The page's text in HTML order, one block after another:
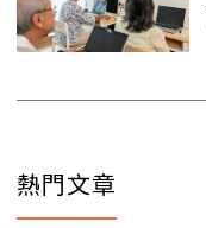
熱門文章